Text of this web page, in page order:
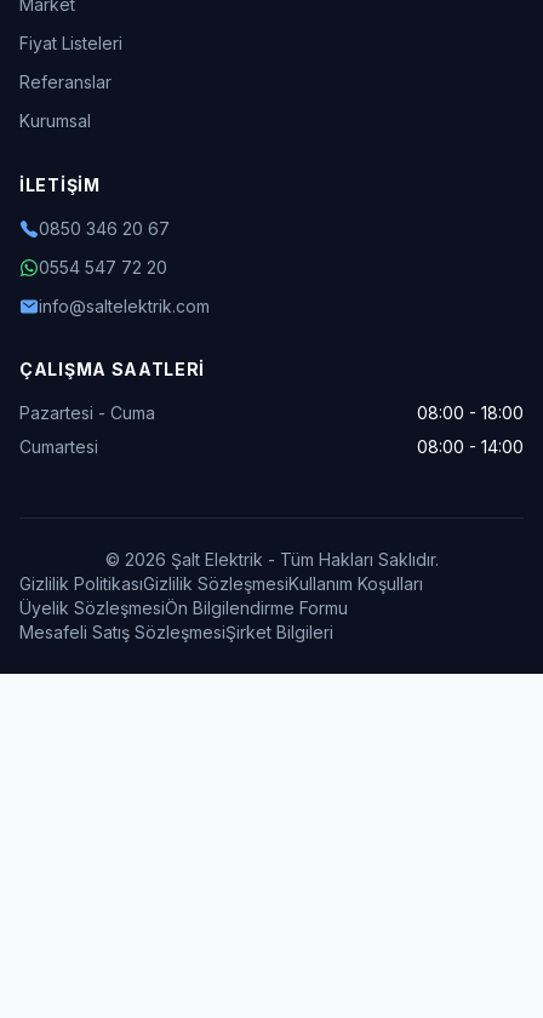
Market
Fiyat Listeleri
Referanslar
Kurumsal
İLETIŞIM
0850 346 20 67
0554 547 72 20
info@saltelektrik.com
ÇALIŞMA SAATLERI
Pazartesi - Cuma
08:00 - 18:00
Cumartesi
08:00 - 14:00
© 2026 Şalt Elektrik - Tüm Hakları Saklıdır.
Gizlilik PolitikasıGizlilik SözleşmesiKullanım Koşulları
Üyelik SözleşmesiÖn Bilgilendirme Formu
Mesafeli Satış SözleşmesiŞirket Bilgileri